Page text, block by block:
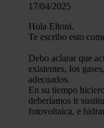
17/04/2025
Hola Eltoni.
Te escribo esto
Debo aclarar que
existentes, los
adecuados.
En su tiempo
deberíamos ir
fotovoltaica, e